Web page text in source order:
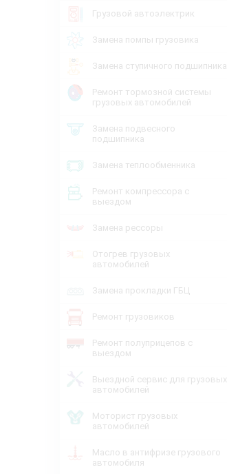
Грузовой автоэлектрик
Замена помпы грузовика
Замена ступичного подшипника
Ремонт тормозной системы
грузовых автомобилей
Замена подвесного
подшипника
Замена теплообменника
Ремонт компрессора с
выездом
Замена рессоры
Отогрев грузовых
автомобилей
Замена прокладки ГБЦ
Ремонт грузовиков
Ремонт полуприцепов с
выездом
Выездной сервис для грузовых
автомобилей
Моторист грузовых
автомобилей
Масло в антифризе грузового
автомобиля